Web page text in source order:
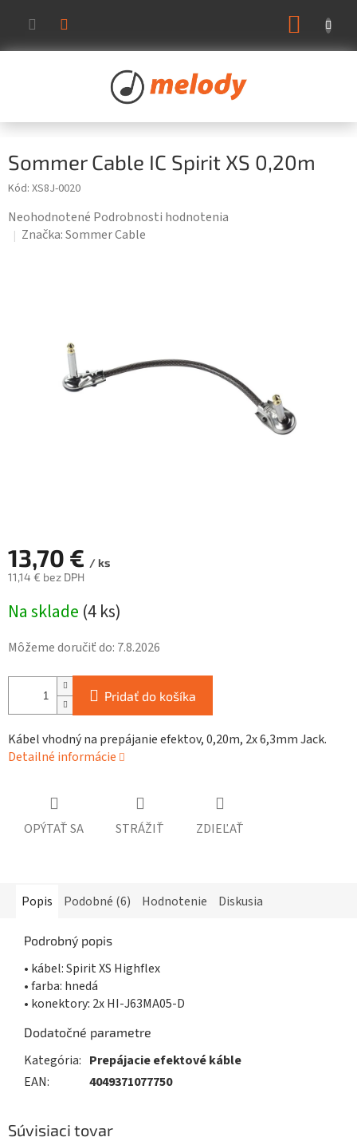
obsah
Sommer Cable IC Spirit XS 0,20m
Kód: XS8J-0020
Priemerné
hodnotenie
hviezdičiek.
Neohodnotené Podrobnosti hodnotenia
Značka:Sommer Cable
13,70 € / ks
11,14 € bez DPH
cena:
Na sklade (4 ks)
Môžeme doručiť do: 7.8.2026
Pridať do košíka
Kábel vhodný na prepájanie efektov, 0,20m, 2x 6,3mm Jack.
Detailné informácie
OPÝTAŤ SA STRÁŽIŤ ZDIEĽAŤ
Popis Podobné (6) Hodnotenie Diskusia
Podrobný popis
• kábel: Spirit XS Highflex
• farba: hnedá
• konektory: 2x HI-J63MA05-D
Dodatočné parametre
Kategória: Prepájacie efektové káble
EAN: 4049371077750
Súvisiaci tovar